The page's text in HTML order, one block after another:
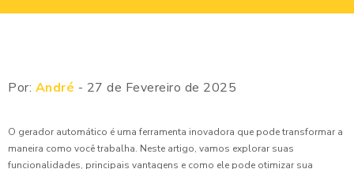
Por: André - 27 de Fevereiro de 2025
O gerador automático é uma ferramenta inovadora que pode transformar a
maneira como você trabalha. Neste artigo, vamos explorar suas
funcionalidades, principais vantagens e como ele pode otimizar sua